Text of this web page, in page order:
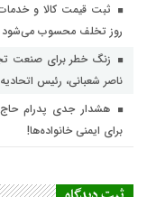
روز تخلف محسوب می‌شود
زنگ خطر برای صنعت
ناصر شعبانی، رئیس اتحادیه
هشدار جدی پدرام حاج
برای ایمنی خانواده‌ها!